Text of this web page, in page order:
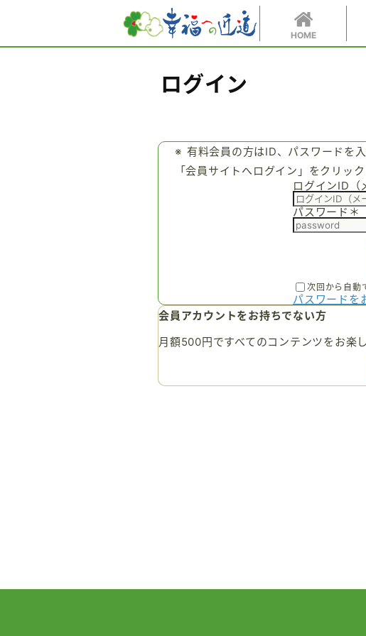
HOME
ログイン
有料会員の方はID、パスワードを
「会員サイトへログイン」をクリッ
ログインID（
パスワード ＊
次回から自動
パスワードを
会員アカウントをお持ちでない方
月額500円ですべてのコンテンツをお楽